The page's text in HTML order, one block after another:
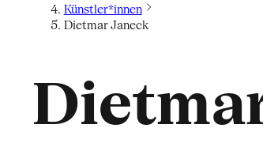
Künstler*innen
Dietmar Janeck